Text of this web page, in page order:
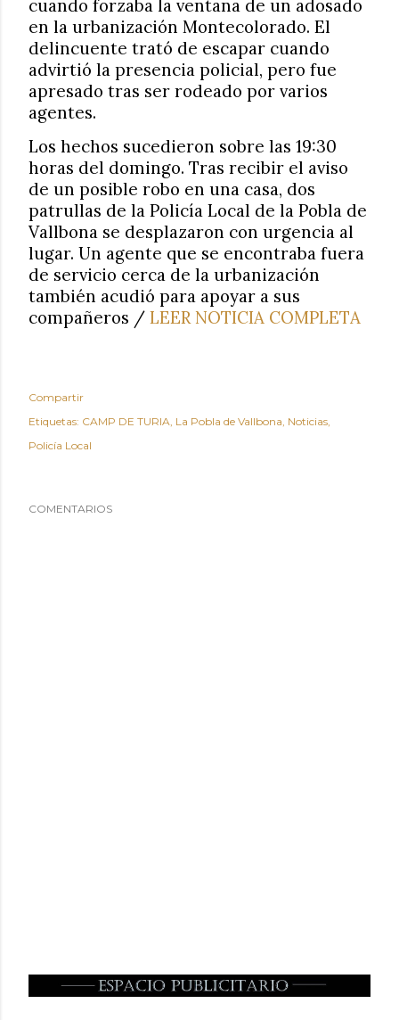
cuando forzaba la ventana de un adosado
en la urbanización Montecolorado. El
delincuente trató de escapar cuando
advirtió la presencia policial, pero fue
apresado tras ser rodeado por varios
agentes.
Los hechos sucedieron sobre las 19:30
horas del domingo. Tras recibir el aviso
de un posible robo en una casa, dos
patrullas de la Policía Local de la Pobla de
Vallbona se desplazaron con urgencia al
lugar. Un agente que se encontraba fuera
de servicio cerca de la urbanización
también acudió para apoyar a sus
compañeros / LEER NOTICIA COMPLETA
Compartir
Etiquetas: CAMP DE TURIA La Pobla de Vallbona Noticias
Policía Local
COMENTARIOS